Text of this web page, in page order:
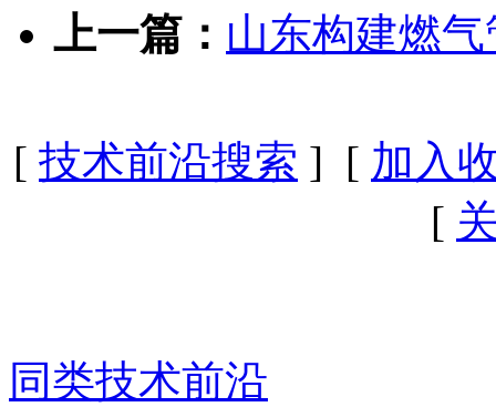
上一篇： 山东构建燃
[ 技术前沿搜索 ] [ 加入
[
同类技术前沿